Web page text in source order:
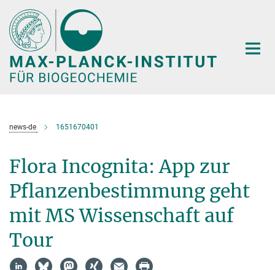
Hauptinhalt
news-de 1651670401
Flora Incognita: App zur
Pflanzenbestimmung geht
mit MS Wissenschaft auf
Tour